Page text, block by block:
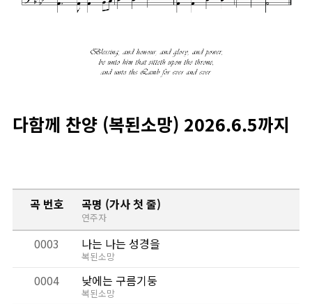
다함께 찬양 (복된소망) 2026.6.5까지
곡 번호 곡명 (가사 첫 줄)
연주자
0003 나는 나는 성경을
복된소망
0004 낮에는 구름기둥
복된소망